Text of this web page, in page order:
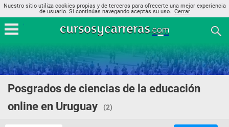
Nuestro sitio utiliza cookies propias y de terceros para ofrecerte una mejor experiencia
de usuario. Si continúas navegando aceptás su uso.. Cerrar
Posgrados de ciencias de la educación
online en Uruguay
(2)